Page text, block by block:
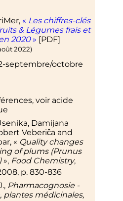
« Les chiffres-clés
& Légumes frais et
2020 » [PDF]
2022)
septembre/octobre
voir acide
Damijana
Veberiča and
, « Quality changes
of plums (Prunus
», Food Chemistry,
, p. 830-836
Pharmacognosie -
plantes médicinales,